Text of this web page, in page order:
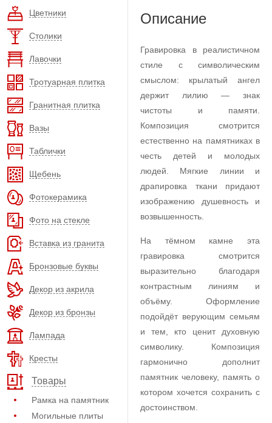
Цветники
Столики
Лавочки
Тротуарная плитка
Гранитная плитка
Вазы
Таблички
Щебень
Фотокерамика
Фото на стекле
Вставка из гранита
Бронзовые буквы
Декор из акрила
Декор из бронзы
Лампада
Кресты
Товары
Рамка на памятник
Могильные плиты
Описание
Гравировка в реалистичном
стиле с символическим
смыслом: крылатый ангел
держит лилию — знак
чистоты и памяти.
Композиция смотрится
естественно на памятниках в
честь детей и молодых
людей. Мягкие линии и
драпировка ткани придают
изображению душевность и
возвышенность.
На тёмном камне эта
гравировка смотрится
выразительно благодаря
контрастным линиям и
объёму. Оформление
подойдёт верующим семьям
и тем, кто ценит духовную
символику. Композиция
гармонично дополнит
памятник человеку, память о
котором хочется сохранить с
достоинством.